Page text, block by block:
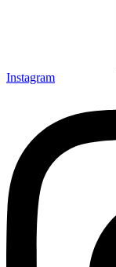
Instagram